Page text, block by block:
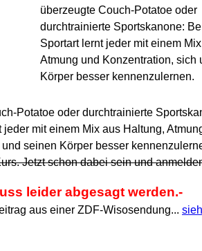
überzeugte Couch-Potatoe oder
durchtrainierte Sportskanone:
Sportart lernt jeder mit einem
Atmung und Konzentration, sich
Körper besser kennenzulernen.
Potatoe oder durchtrainierte
jeder mit einem Mix aus Haltung,
seinen Körper besser
Jetzt schon dabei sein und
leider abgesagt werden.-
aus einer ZDF-Wisosendung...